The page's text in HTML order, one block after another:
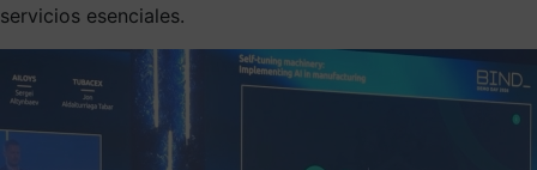
servicios esenciales.